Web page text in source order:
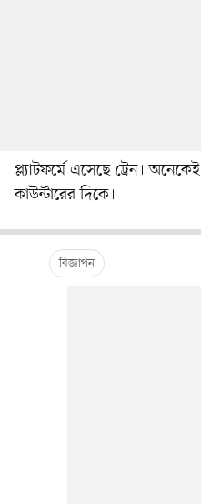
প্ল্যাটফর্মে এসেছে ট্রেন।
কাউন্টারের দিকে।